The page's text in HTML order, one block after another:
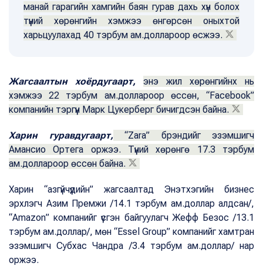
манай гарагийн хамгийн баян гурав дахь хүн болох
түүний хөрөнгийн хэмжээ өнгөрсөн оныхтой
харьцуулахад 40 тэрбум ам.доллароор өсжээ.
Жагсаалтын хоёрдугаарт,
энэ жил хөрөнгийнх нь
хэмжээ 22 тэрбум ам.доллароор өссөн, “Facebook”
компанийн тэргүүн Марк Цукерберг бичигдсэн байна.
Харин гуравдугаарт, “Zara” брэндийг эзэмшигч
Амансио Ортега оржээ. Түүний хөрөнгө 17.3 тэрбум
ам.доллароор өссөн байна.
Харин “азгүйчүүдийн” жагсаалтад Энэтхэгийн бизнес
эрхлэгч Азим Премжи /14.1 тэрбум ам.доллар алдсан/,
“Amazon” компанийг үүсгэн байгуулагч Жефф Безос /13.1
тэрбум ам.доллар/, мөн “Essel Group” компанийг хамтран
эзэмшигч Субхас Чандра /3.4 тэрбум ам.доллар/ нар
оржээ.